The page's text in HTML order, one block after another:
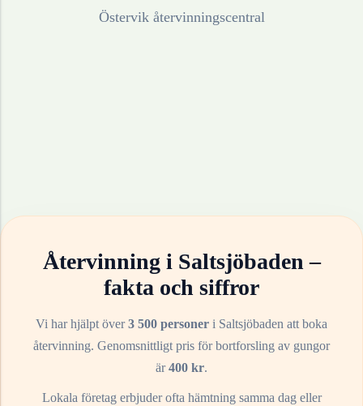
Östervik återvinningscentral
Återvinning i Saltsjöbaden–
fakta och siffror
Vi har hjälpt över3 500 personer i Saltsjöbaden att boka
återvinning. Genomsnittligt pris för bortforsling av gungor
är400 kr.
Lokala företag erbjuder ofta hämtning samma dag eller